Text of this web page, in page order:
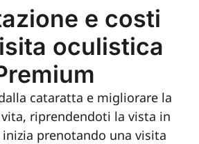
e costi
oculistica
cataratta e migliorare la
riprendendoti la vista in
prenotando una visita